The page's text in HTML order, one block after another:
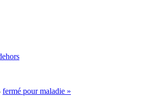
fermé pour maladie »